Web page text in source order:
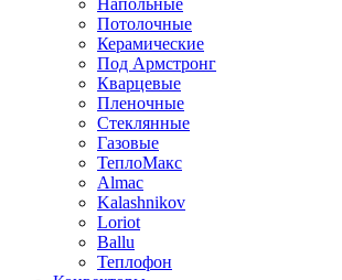
Напольные
Потолочные
Керамические
Под Армстронг
Кварцевые
Пленочные
Стеклянные
Газовые
ТеплоМакс
Almac
Kalashnikov
Loriot
Ballu
Теплофон